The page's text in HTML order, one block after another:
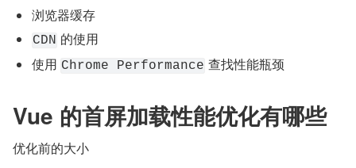
浏览器缓存
CDN 的使用
使用 Chrome Performance 查找性能瓶颈
Vue 的首屏加载性能优化有哪些
优化前的大小